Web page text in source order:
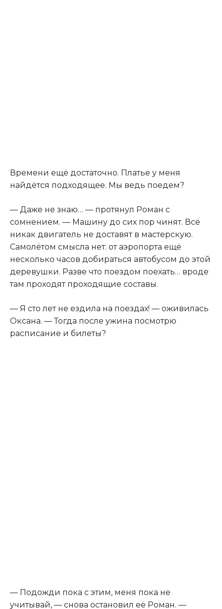
Времени ещё достаточно. Платье у меня
найдётся подходящее. Мы ведь поедем?
— Даже не знаю… — протянул Роман с
сомнением. — Машину до сих пор чинят. Всё
никак двигатель не доставят в мастерскую.
Самолётом смысла нет: от аэропорта ещё
несколько часов добираться автобусом до этой
деревушки. Разве что поездом поехать… вроде
там проходят проходящие составы.
— Я сто лет не ездила на поездах! — оживилась
Оксана. — Тогда после ужина посмотрю
расписание и билеты?
— Подожди пока с этим, меня пока не
учитывай, — снова остановил её Роман. —